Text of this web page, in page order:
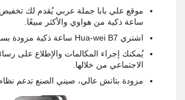
موقع علي بابا جملة عربي يُقدم لك
ساعة ذكية من هواوي والأكثر مبيعًا.
اشتري Hua-wei B7 ساعة ذكية مزودة بسماعات وسوار.
يُمكنك إجراء المكالمات والإطلاع على
الاجتماعي من خلالها.
مزودة بتاتش عالي، صيني الصنع تدعم نظام